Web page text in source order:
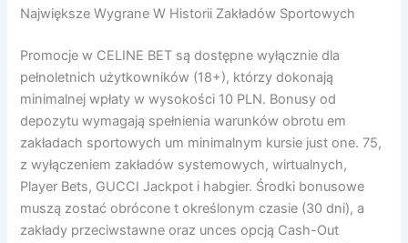
Największe Wygrane W Historii Zakładów Sportowych
Promocje w CELINE BET są dostępne wyłącznie dla
pełnoletnich użytkowników (18+), którzy dokonają
minimalnej wpłaty w wysokości 10 PLN. Bonusy od
depozytu wymagają spełnienia warunków obrotu em
zakładach sportowych um minimalnym kursie just one. 75,
z wyłączeniem zakładów systemowych, wirtualnych,
Player Bets, GUCCI Jackpot i habgier. Środki bonusowe
muszą zostać obrócone t określonym czasie (30 dni), a
zakłady przeciwstawne oraz unces opcją Cash-Out